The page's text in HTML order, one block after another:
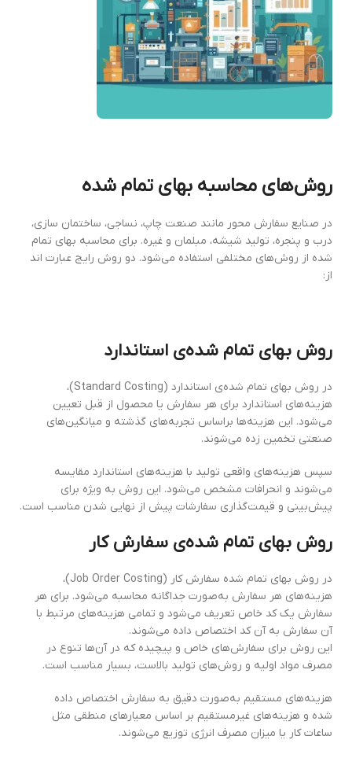
روش‌های محاسبه بهای تمام‌ شده
در صنایع سفارش‌ محور مانند صنعت چاپ، نساجی، ساختمان سازی،
درب و پنجره، تولید شیشه، مبلمان و غیره. برای محاسبه بهای تمام
شده از روش‌های مختلفی استفاده می‌شود. دو روش رایج عبارت اند
از:
روش بهای تمام‌ شده‌ی استاندارد
در روش بهای تمام‌ شده‌ی استاندارد (Standard Costing)،
هزینه‌های استاندارد برای هر سفارش یا محصول از قبل تعیین
می‌شود. این هزینه‌ها براساس تجربه‌های گذشته و میانگین‌های
صنعتی تخمین زده می‌شوند.
سپس هزینه‌های واقعی تولید با هزینه‌های استاندارد مقایسه
می‌شوند و انحرافات مشخص می‌شود. این روش به ویژه برای
پیش‌بینی و قیمت‌گذاری سفارشات پیش از نهایی شدن مناسب است.
روش بهای تمام‌ شده‌ی سفارش‌ کار
در روش بهای تمام شده سفارش‌ کار (Job Order Costing)،
هزینه‌های هر سفارش به‌صورت جداگانه محاسبه می‌شود. برای هر
سفارش یک کد خاص تعریف می‌شود و تمامی هزینه‌های مرتبط با
آن سفارش به آن کد اختصاص داده می‌شوند.
این روش برای سفارش‌های خاص و پیچیده که در آن‌ها تنوع در
مصرف مواد اولیه و روش‌های تولید بالاست، بسیار مناسب است.
هزینه‌های مستقیم به‌صورت دقیق به سفارش اختصاص داده
شده و هزینه‌های غیرمستقیم بر اساس معیارهای منطقی مثل
ساعات کار یا میزان مصرف انرژی توزیع می‌شوند.